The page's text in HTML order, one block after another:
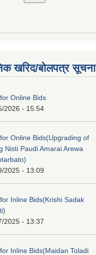
खरिद/बोलपत्र सूचना
Online Bids
2026 - 15:54
Online Bids(Upgrading of
Nisti Paudi Amarai Arewa
2025 - 13:09
Inline Bids(Krishi Sadak
2025 - 13:37
Inline Bids(Maidan Toladi